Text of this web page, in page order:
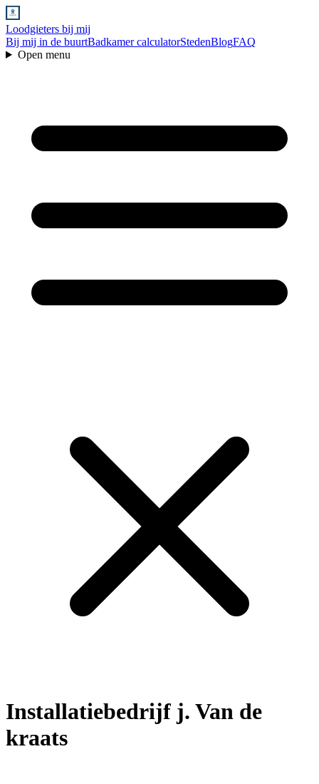
Loodgieters bij mij
Bij mij in de buurtBadkamer calculatorStedenBlogFAQ
Open menu
Installatiebedrijf j. Van de
kraats